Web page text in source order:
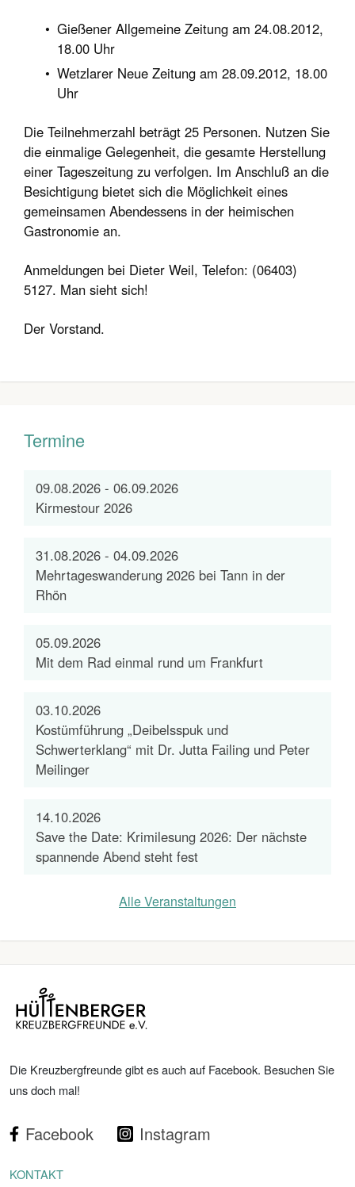
Gießener Allgemeine Zeitung am 24.08.2012,
18.00 Uhr
Wetzlarer Neue Zeitung am 28.09.2012, 18.00
Uhr
Die Teilnehmerzahl beträgt 25 Personen. Nutzen Sie
die einmalige Gelegenheit, die gesamte Herstellung
einer Tageszeitung zu verfolgen. Im Anschluß an die
Besichtigung bietet sich die Möglichkeit eines
gemeinsamen Abendessens in der heimischen
Gastronomie an.
Anmeldungen bei Dieter Weil, Telefon: (06403)
5127. Man sieht sich!
Der Vorstand.
Termine
09.08.2026 - 06.09.2026
Kirmestour 2026
31.08.2026 - 04.09.2026
Mehrtageswanderung 2026 bei Tann in der
Rhön
05.09.2026
Mit dem Rad einmal rund um Frankfurt
03.10.2026
Kostümführung „Deibelsspuk und
Schwerterklang“ mit Dr. Jutta Failing und Peter
Meilinger
14.10.2026
Save the Date: Krimilesung 2026: Der nächste
spannende Abend steht fest
Alle Veranstaltungen
Die Kreuzbergfreunde gibt es auch auf Facebook. Besuchen Sie
uns doch mal!
Facebook Instagram
KONTAKT